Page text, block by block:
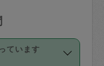
ています